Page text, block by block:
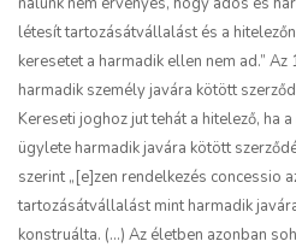
létesít tartozásátvállalást és a
keresetet a harmadik ellen nem ad.”
harmadik személy javára kötött
Kereseti joghoz jut tehát a hitelező, ha
ügylete harmadik javára kötött
szerint „[e]zen rendelkezés concessio
tartozásátvállalást mint harmadik
konstruálta. (…) Az életben azonban